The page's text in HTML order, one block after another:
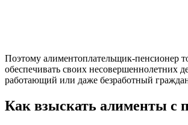
Поэтому алиментоплательщик-пенсионер
обеспечивать своих несовершеннолетних
работающий или даже безработный
Как взыскать алименты с